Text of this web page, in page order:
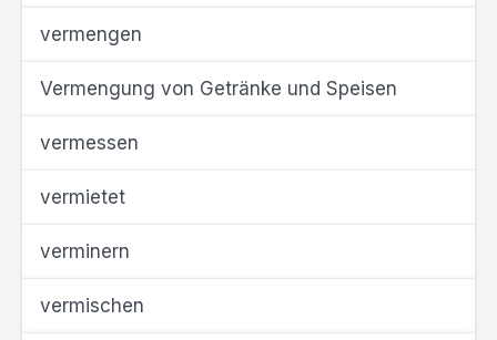
vermengen
Vermengung von Getränke und Speisen
vermessen
vermietet
verminern
vermischen